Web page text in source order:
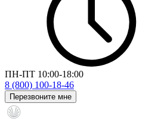
ПН-ПТ 10:00-18:00
8 (800) 100-18-46
Перезвоните мне